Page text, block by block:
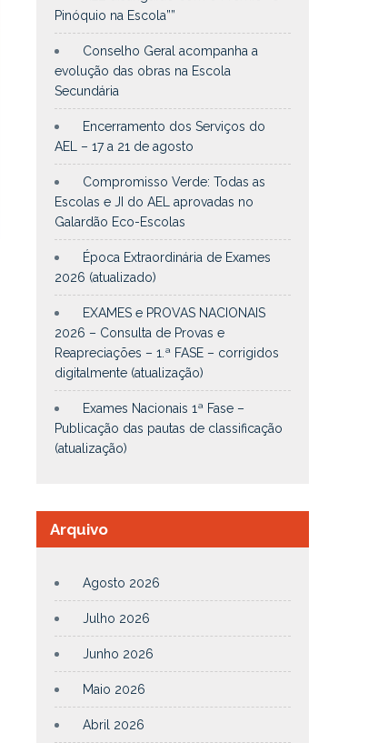
Pinóquio na Escola””
Conselho Geral acompanha a
evolução das obras na Escola
Secundária
Encerramento dos Serviços do
AEL – 17 a 21 de agosto
Compromisso Verde: Todas as
Escolas e JI do AEL aprovadas no
Galardão Eco-Escolas
Época Extraordinária de Exames
2026 (atualizado)
EXAMES e PROVAS NACIONAIS
2026 – Consulta de Provas e
Reapreciações – 1.ª FASE – corrigidos
digitalmente (atualização)
Exames Nacionais 1ª Fase –
Publicação das pautas de classificação
(atualização)
Arquivo
Agosto 2026
Julho 2026
Junho 2026
Maio 2026
Abril 2026